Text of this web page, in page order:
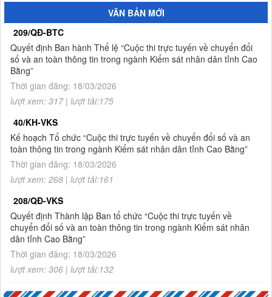
Quyết định công nhận kết quả và trao giải thưởng Cuộc thi
trực tuyến về chuyển đổi số và an toàn thông tin trong ngành
Kiểm sát nhân dân tỉnh Cao Bằng
10. Thông báo Kết quả Cuộc thi trực tuyến về chuyển đổi số và
an toàn thông tin trong ngành Kiểm sát nhân dân tỉnh Cao
Bằng
1.Thông báo tuyển sinh đào tạo trình độ thạc sĩ ngành Luật
2 năm 2026
VĂN BẢN MỚI
209/QĐ-BTC
Quyết định Ban hành Thể lệ “Cuộc thi trực tuyến về chuyển đổi
số và an toàn thông tin trong ngành Kiểm sát nhân dân tỉnh Cao
Bằng”
Thời gian đăng: 18/03/2026
lượt xem: 317 | lượt tải:175
40/KH-VKS
Kế hoạch Tổ chức “Cuộc thi trực tuyến về chuyển đổi số và an
toàn thông tin trong ngành Kiểm sát nhân dân tỉnh Cao Bằng”
Thời gian đăng: 18/03/2026
lượt xem: 268 | lượt tải:161
208/QĐ-VKS
Quyết định Thành lập Ban tổ chức “Cuộc thi trực tuyến về
chuyển đổi số và an toàn thông tin trong ngành Kiểm sát nhân
dân tỉnh Cao Bằng”
Thời gian đăng: 18/03/2026
lượt xem: 306 | lượt tải:132